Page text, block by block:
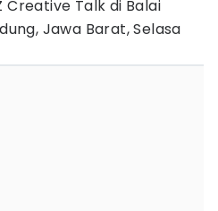
Talk di Balai
Jawa Barat, Selasa